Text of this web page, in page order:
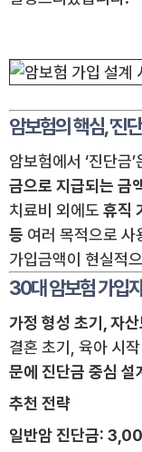
암보험의 핵심, '진
암보험에서 ‘진단금’
금으로 지급되는 금
치료비 외에도 휴직
등 여러 목적으로 사
가입금액이 현실적
30대 암보험 가입
가정 형성 초기, 자
결혼 초기, 육아 시
문에 진단금 중심 설
추천 전략
일반암 진단금: